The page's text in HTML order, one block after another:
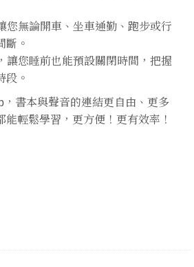
您無論開車、坐車通勤、跑步或行
斷。
讓您睡前也能預設關閉時間，把握
段。
書本與聲音的連結更自由、更多
能輕鬆學習，更方便！更有效率！